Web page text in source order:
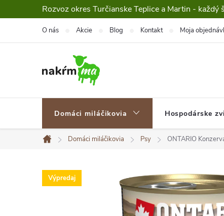
na
Rozvoz okres Turčianske Teplice a Martin -
O nás Akcie Blog Kontakt Moja
Domáci miláčikovia Hospodárske
Domov
Domáci miláčikovia Psy ONTARIO
Výpredaj